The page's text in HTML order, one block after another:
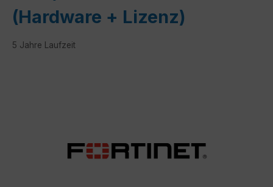
(Hardware + Lizenz)
5 Jahre Laufzeit